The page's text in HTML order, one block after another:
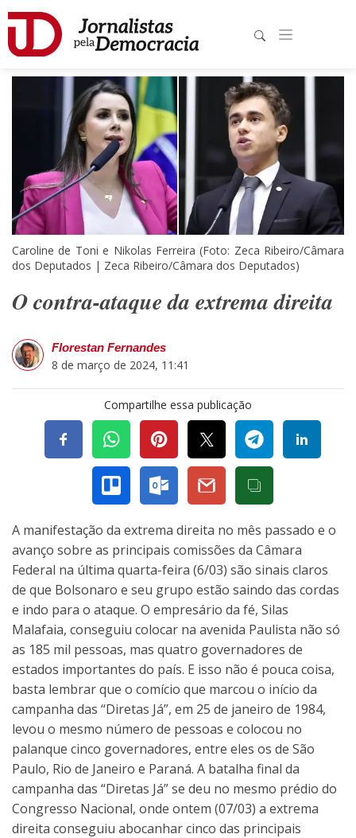
Caroline de Toni e Nikolas Ferreira (Foto: Zeca Ribeiro/Câmara
dos Deputados | Zeca Ribeiro/Câmara dos Deputados)
O contra-ataque da extrema direita
Florestan Fernandes
8 de março de 2024, 11:41
Compartilhe essa publicação
A manifestação da extrema direita no mês passado e o
avanço sobre as principais comissões da Câmara
Federal na última quarta-feira (6/03) são sinais claros
de que Bolsonaro e seu grupo estão saindo das cordas
e indo para o ataque. O empresário da fé, Silas
Malafaia, conseguiu colocar na avenida Paulista não só
as 185 mil pessoas, mas quatro governadores de
estados importantes do país. E isso não é pouca coisa,
basta lembrar que o comício que marcou o início da
campanha das “Diretas Já”, em 25 de janeiro de 1984,
levou o mesmo número de pessoas e colocou no
palanque cinco governadores, entre eles os de São
Paulo, Rio de Janeiro e Paraná. A batalha final da
campanha das “Diretas Já” se deu no mesmo prédio do
Congresso Nacional, onde ontem (07/03) a extrema
direita conseguiu abocanhar cinco das principais